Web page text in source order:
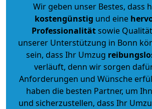
Wir geben unser Bestes, dass
kostengünstig und eine
Professionalitätsowie
unserer Unterstützung in Bonn
sein, dass Ihr Umzug
verläuft, denn wir sorgen
Anforderungen und Wünsche
haben die besten Partner, um
und sicherzustellen, dass Ihr